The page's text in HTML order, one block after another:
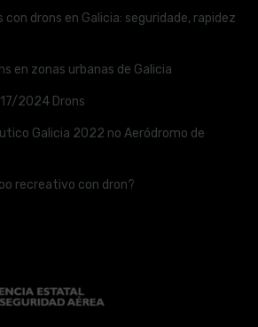
drons en Galicia: seguridade, rapidez
en zonas urbanas de Galicia
2024 Drons
Galicia 2022 no Aeródromo de
recreativo con dron?